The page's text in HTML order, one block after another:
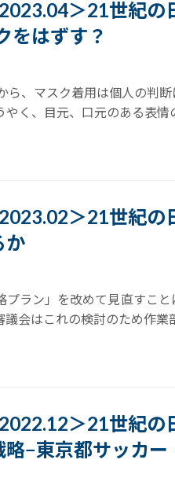
＞21世紀の
をはずす？
ら、マスク着用は個人の判
やく、目元、口元のある表
＞21世紀の
か
プラン」を改めて見直すこ
議会はこれの検討のため作
＞21世紀の
略−東京都サッカ